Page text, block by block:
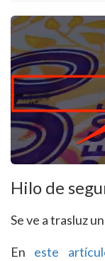
Hilo de
Se ve a trasluz
En este